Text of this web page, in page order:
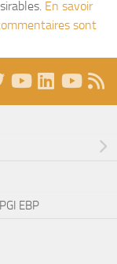
En savoir
sont
EBP